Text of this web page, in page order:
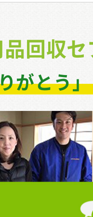
回収
がとう」